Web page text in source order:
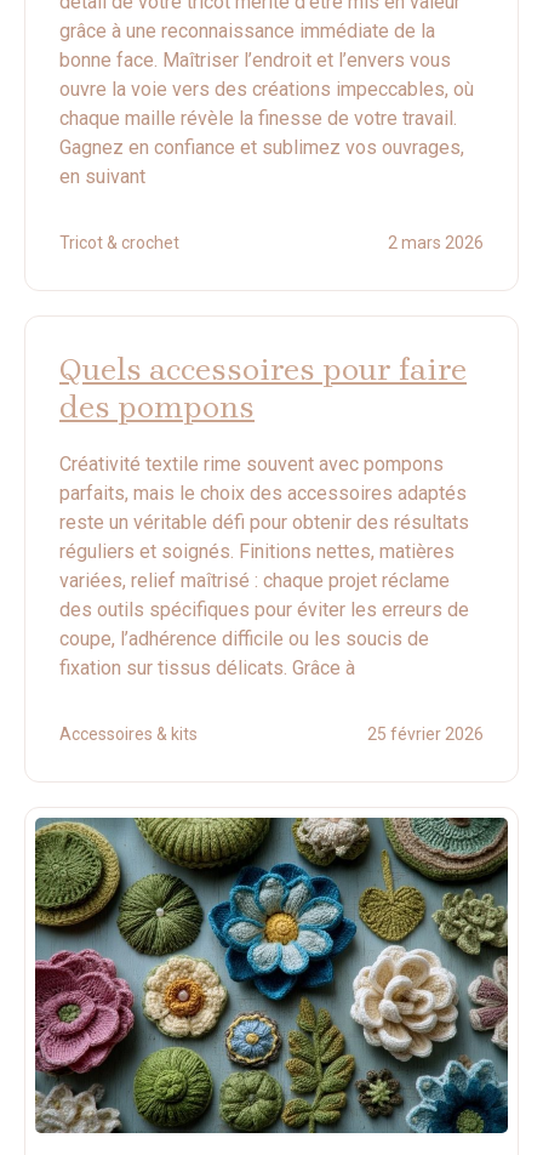
grâce à une reconnaissance immédiate de la
bonne face. Maîtriser l’endroit et l’envers vous
ouvre la voie vers des créations impeccables, où
chaque maille révèle la finesse de votre travail.
Gagnez en confiance et sublimez vos ouvrages,
en suivant
Tricot & crochet 2 mars 2026
Quels accessoires pour faire
des pompons
Créativité textile rime souvent avec pompons
parfaits, mais le choix des accessoires adaptés
reste un véritable défi pour obtenir des résultats
réguliers et soignés. Finitions nettes, matières
variées, relief maîtrisé : chaque projet réclame
des outils spécifiques pour éviter les erreurs de
coupe, l’adhérence difficile ou les soucis de
fixation sur tissus délicats. Grâce à
Accessoires & kits 25 février 2026